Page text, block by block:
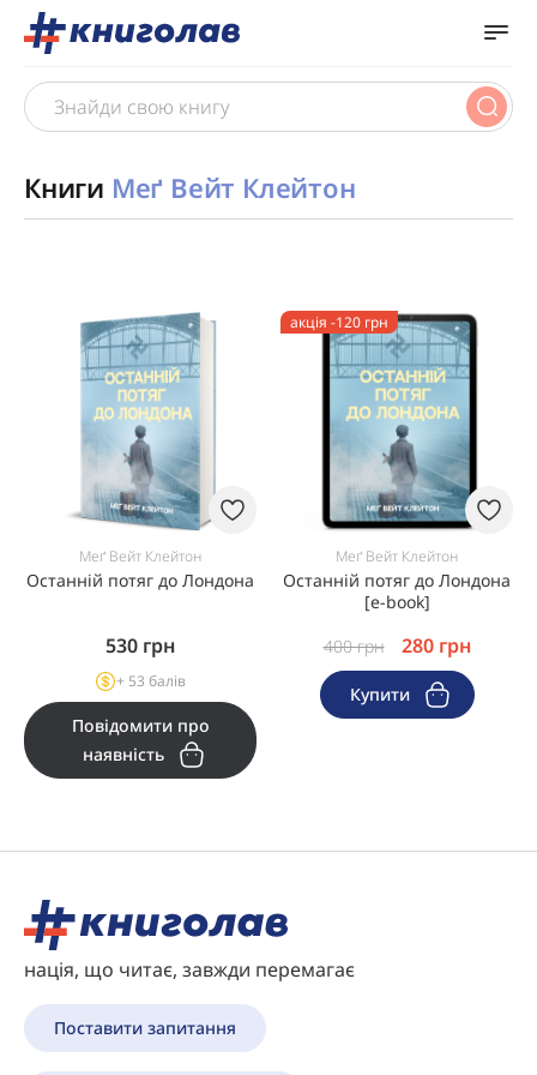
Книги Меґ Вейт Клейтон
Меґ Вейт Клейтон
Останній потяг до Лондона
530 грн
+ 53 балів
Повідомити про
наявність
акція -120 грн
Меґ Вейт Клейтон
Останній потяг до Лондона
[e-book]
400грн 280 грн
Купити
нація, що читає, завжди перемагає
Поставити запитання